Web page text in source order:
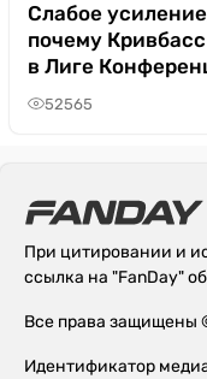
Слабое
почему
в Лиге
52565
При цитировании и
ссылка на "FanDay"
Все права
Идентификатор